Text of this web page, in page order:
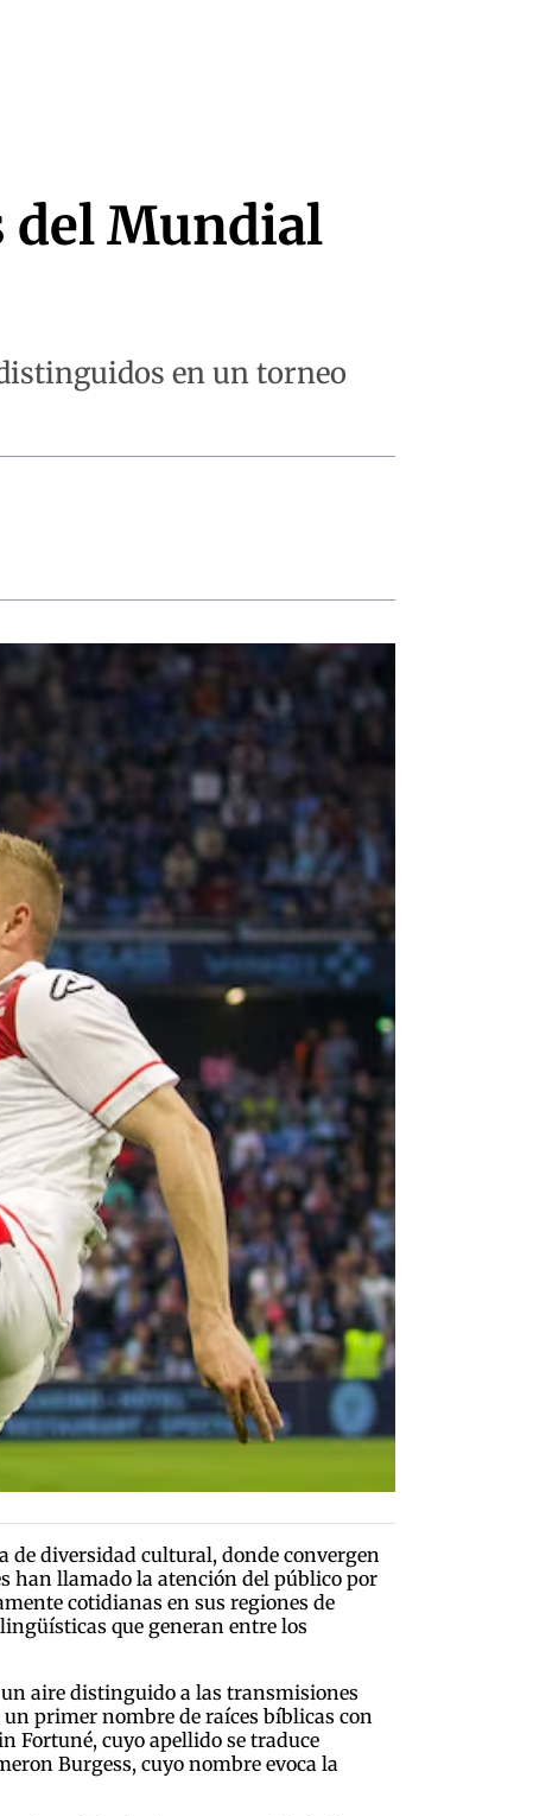
del Mundial
en un torneo
de diversidad cultural, donde convergen
han llamado la atención del público por
cotidianas en sus regiones de
que generan entre los
aire distinguido a las transmisiones
primer nombre de raíces bíblicas con
Fortuné, cuyo apellido se traduce
Burgess, cuyo nombre evoca la